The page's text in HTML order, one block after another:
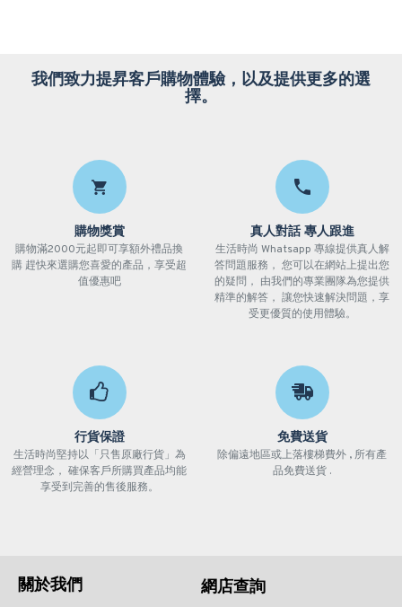
我們致力提昇客戶購物體驗，以及提供更多的選
擇。
購物獎賞
購物滿2000元起即可享額外禮品換
購 趕快來選購您喜愛的產品，享受超
值優惠吧
真人對話 專人跟進
生活時尚 Whatsapp 專線提供真人解
答問題服務， 您可以在網站上提出您
的疑問， 由我們的專業團隊為您提供
精準的解答， 讓您快速解決問題，享
受更優質的使用體驗。
行貨保證
生活時尚堅持以「只售原廠行貨」為
經營理念， 確保客戶所購買產品均能
享受到完善的售後服務。
免費送貨
除偏遠地區或上落樓梯費外 , 所有產
品免費送貨 .
關於我們 網店查詢